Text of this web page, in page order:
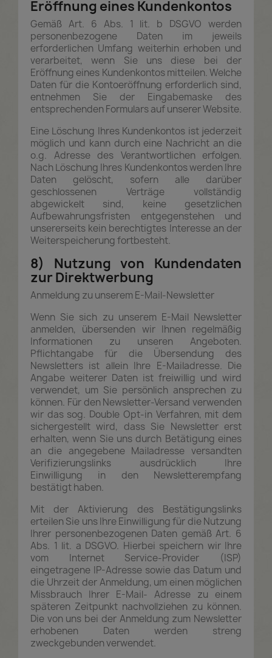
Eröffnung eines Kundenkontos
Gemäß Art. 6 Abs. 1 lit. b DSGVO werden
personenbezogene Daten im jeweils
erforderlichen Umfang weiterhin erhoben und
verarbeitet, wenn Sie uns diese bei der
Eröffnung eines Kundenkontos mitteilen. Welche
Daten für die Kontoeröffnung erforderlich sind,
entnehmen Sie der Eingabemaske des
entsprechenden Formulars auf unserer Website.
Eine Löschung Ihres Kundenkontos ist jederzeit
möglich und kann durch eine Nachricht an die
o.g. Adresse des Verantwortlichen erfolgen.
Nach Löschung Ihres Kundenkontos werden Ihre
Daten gelöscht, sofern alle darüber
geschlossenen Verträge vollständig
abgewickelt sind, keine gesetzlichen
Aufbewahrungsfristen entgegenstehen und
unsererseits kein berechtigtes Interesse an der
Weiterspeicherung fortbesteht.
8) Nutzung von Kundendaten
zur Direktwerbung
Anmeldung zu unserem E-Mail-Newsletter
Wenn Sie sich zu unserem E-Mail Newsletter
anmelden, übersenden wir Ihnen regelmäßig
Informationen zu unseren Angeboten.
Pflichtangabe für die Übersendung des
Newsletters ist allein Ihre E-Mailadresse. Die
Angabe weiterer Daten ist freiwillig und wird
verwendet, um Sie persönlich ansprechen zu
können. Für den Newsletter-Versand verwenden
wir das sog. Double Opt-in Verfahren, mit dem
sichergestellt wird, dass Sie Newsletter erst
erhalten, wenn Sie uns durch Betätigung eines
an die angegebene Mailadresse versandten
Verifizierungslinks ausdrücklich Ihre
Einwilligung in den Newsletterempfang
bestätigt haben.
Mit der Aktivierung des Bestätigungslinks
erteilen Sie uns Ihre Einwilligung für die Nutzung
Ihrer personenbezogenen Daten gemäß Art. 6
Abs. 1 lit. a DSGVO. Hierbei speichern wir Ihre
vom Internet Service-Provider (ISP)
eingetragene IP-Adresse sowie das Datum und
die Uhrzeit der Anmeldung, um einen möglichen
Missbrauch Ihrer E-Mail- Adresse zu einem
späteren Zeitpunkt nachvollziehen zu können.
Die von uns bei der Anmeldung zum Newsletter
erhobenen Daten werden streng
zweckgebunden verwendet.